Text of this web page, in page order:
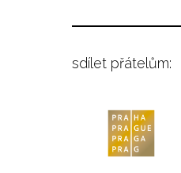
sdílet přátelům: